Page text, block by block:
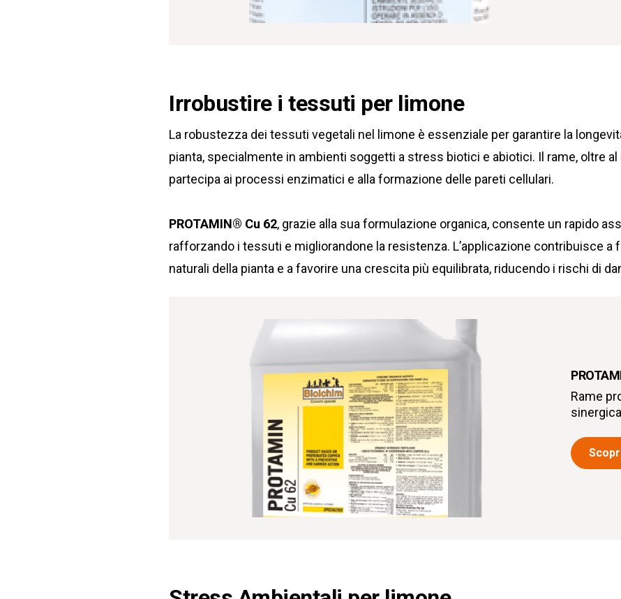
Irrobustire i tessuti per limone
La robustezza dei tessuti vegetali nel limone è essenziale per garantire la
pianta, specialmente in ambienti soggetti a stress biotici e abiotici. Il rame, oltre
partecipa ai processi enzimatici e alla formazione delle pareti cellulari.
PROTAMIN® Cu 62, grazie alla sua formulazione organica, consente un rapido
rafforzando i tessuti e migliorandone la resistenza. L’applicazione contribuisce a
naturali della pianta e a favorire una crescita più equilibrata, riducendo i rischi di
Rame